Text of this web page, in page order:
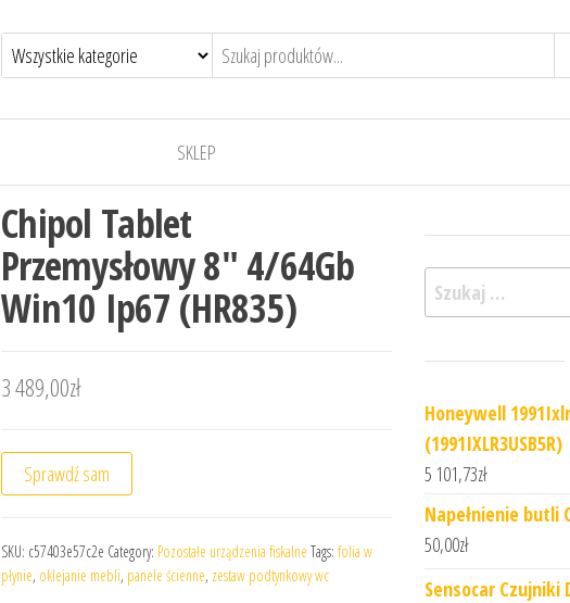
SKLEP
Chipol Tablet
Przemysłowy 8″ 4/64Gb
Win10 Ip67 (HR835)
3 489,00zł
Sprawdź sam
SKU: c57403e57c2e Category: Pozostałe urządzenia fiskalne Tags: folia w
płynie, oklejanie mebli, panele ścienne, zestaw podtynkowy wc
Szukaj:
Honeywell
(1991IXLR3USB5R)
5 101,73zł
Napełnienie butli
50,00zł
Sensocar Czujniki